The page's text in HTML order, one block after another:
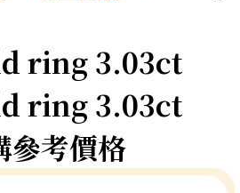
ring 3.03ct
ring 3.03ct
參考價格